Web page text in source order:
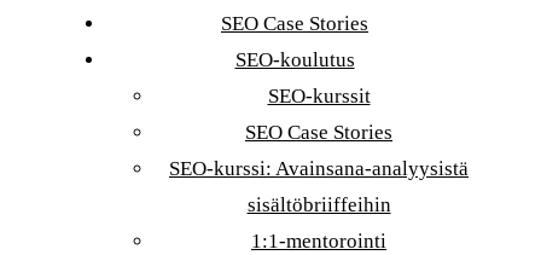
SEO Case Stories
SEO-koulutus
SEO-kurssit
SEO Case Stories
SEO-kurssi: Avainsana-analyysistä
sisältöbriiffeihin
1:1-mentorointi